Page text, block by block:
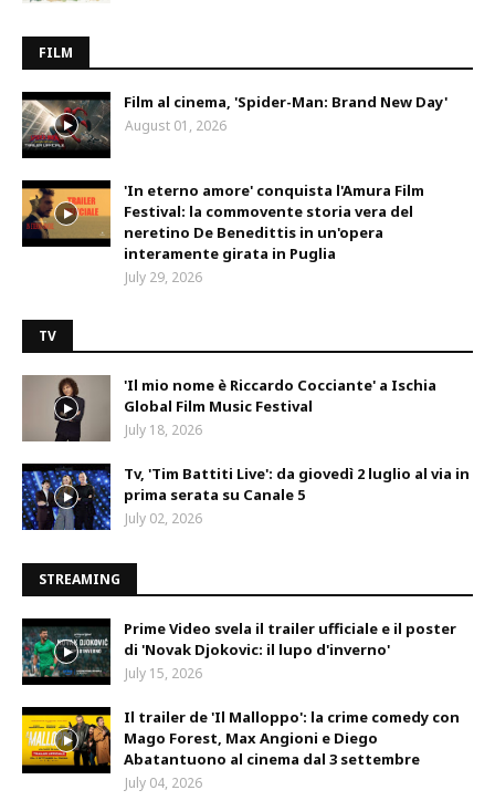
FILM
Film al cinema, 'Spider-Man: Brand New Day'
August 01, 2026
'In eterno amore' conquista l'Amura Film
Festival: la commovente storia vera del
neretino De Benedittis in un'opera
interamente girata in Puglia
July 29, 2026
TV
'Il mio nome è Riccardo Cocciante' a Ischia
Global Film Music Festival
July 18, 2026
Tv, 'Tim Battiti Live': da giovedì 2 luglio al via in
prima serata su Canale 5
July 02, 2026
STREAMING
Prime Video svela il trailer ufficiale e il poster
di 'Novak Djokovic: il lupo d'inverno'
July 15, 2026
Il trailer de 'Il Malloppo': la crime comedy con
Mago Forest, Max Angioni e Diego
Abatantuono al cinema dal 3 settembre
July 04, 2026